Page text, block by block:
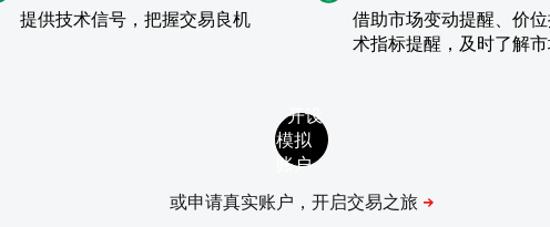
提供技术信号，把握交易良机
借助市场变动提醒、价
术指标提醒，及时了解